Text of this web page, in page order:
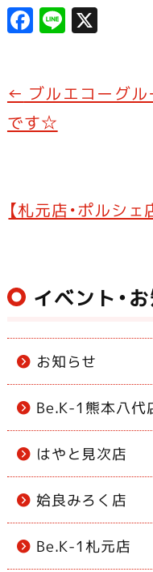
F
a
e
b
k
Li
n
X
← ブルエコーグ
です☆
【札元店・ポルシ
イベント・
お知らせ
Be.K-1熊本八代
はやと見次店
姶良みろく店
Be.K-1札元店